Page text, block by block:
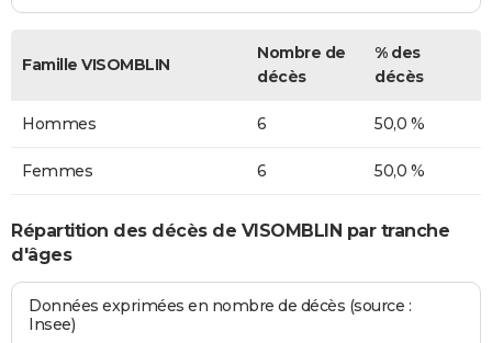
Famille VISOMBLIN
Nombre de
décès
% des
décès
Hommes 6 50,0 %
Femmes 6 50,0 %
Répartition des décès de VISOMBLIN par tranche
d'âges
Données exprimées en nombre de décès (source :
Insee)